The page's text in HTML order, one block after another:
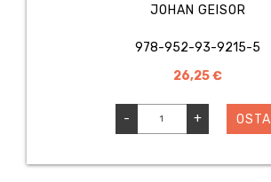
JOHAN GEISOR
978-952-93-9215-5
26,25 €
- + OSTA